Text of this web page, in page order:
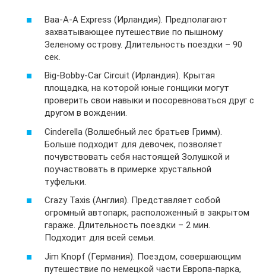
Baa-A-A Express (Ирландия). Предполагают
захватывающее путешествие по пышному
Зеленому острову. Длительность поездки – 90
сек.
Big-Bobby-Car Circuit (Ирландия). Крытая
площадка, на которой юные гонщики могут
проверить свои навыки и посоревноваться друг с
другом в вождении.
Cinderella (Волшебный лес братьев Гримм).
Больше подходит для девочек, позволяет
почувствовать себя настоящей Золушкой и
поучаствовать в примерке хрустальной
туфельки.
Crazy Taxis (Англия). Представляет собой
огромный автопарк, расположенный в закрытом
гараже. Длительность поездки – 2 мин.
Подходит для всей семьи.
Jim Knopf (Германия). Поездом, совершающим
путешествие по немецкой части Европа-парка,